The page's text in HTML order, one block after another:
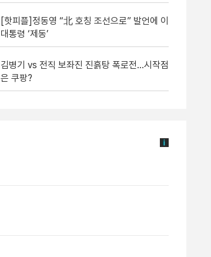
[핫피플]정동영 “北 호칭 조선으로” 발언에 이
대통령 ‘제동’
김병기 vs 전직 보좌진 진흙탕 폭로전…시작점
은 쿠팡?